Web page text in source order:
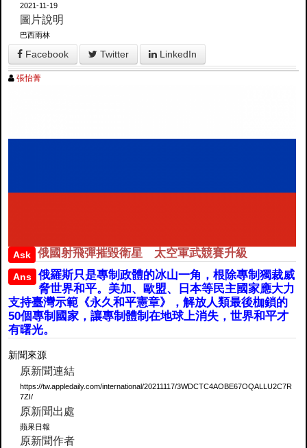
2021-11-19
圖片說明
巴西雨林
Facebook Twitter LinkedIn
張怡菁
Ask 俄國射飛彈摧毀衛星 太空軍武競賽升級
Ans
俄羅斯只是專制政體的冰山一角，根除專制獨裁威
脅世界和平。美加、歐盟、日本等民主國家應大力
支持臺灣示範《永久和平憲章》，解放人類最後枷鎖的
50個專制國家，讓專制體制在地球上消失，世界和平才
有曙光。
新聞來源
原新聞連結
https://tw.appledaily.com/international/20211117/3WDCTC4AOBE67OQALLU2C7R
7ZI/
原新聞出處
蘋果日報
原新聞作者